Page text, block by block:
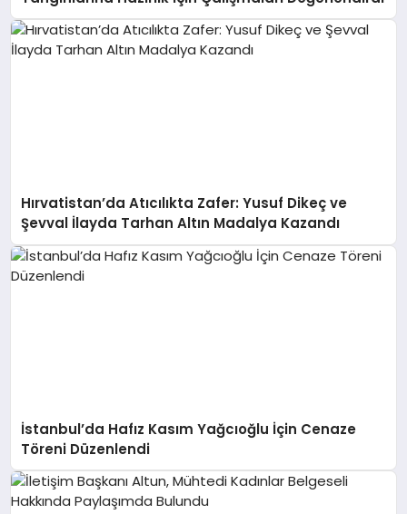
Hırvatistan’da Atıcılıkta Zafer: Yusuf Dikeç ve
Şevval İlayda Tarhan Altın Madalya Kazandı
İstanbul’da Hafız Kasım Yağcıoğlu İçin Cenaze
Töreni Düzenlendi